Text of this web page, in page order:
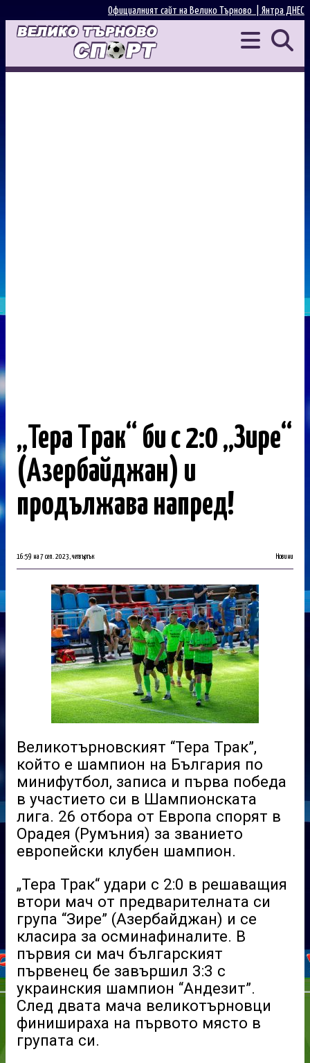
Янтра ДНЕС
Официалният сайт на Велико Търново |
„Тера Трак“ би с 2:0 „Зире“
(Азербайджан) и
продължава напред!
16:59 на 7 сеп. 2023, четвъртък Новини
Великотърновският “Тера Трак”,
който е шампион на България по
минифутбол, записа и първа победа
в участието си в Шампионската
лига. 26 отбора от Европа спорят в
Орадея (Румъния) за званието
европейски клубен шампион.
„Тера Трак“ удари с 2:0 в решаващия
втори мач от предварителната си
група “Зире” (Азербайджан) и се
класира за осминафиналите. В
първия си мач българският
първенец бе завършил 3:3 с
украинския шампион “Андезит”.
След двата мача великотърновци
финишираха на първото място в
групата си.